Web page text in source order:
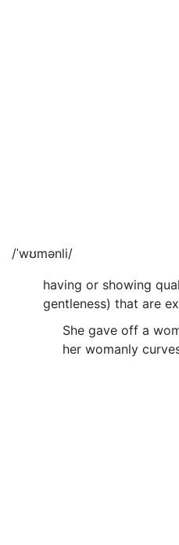
/ˈwʊmənli/
having or showing
gentleness) that are
She gave off a
her womanly